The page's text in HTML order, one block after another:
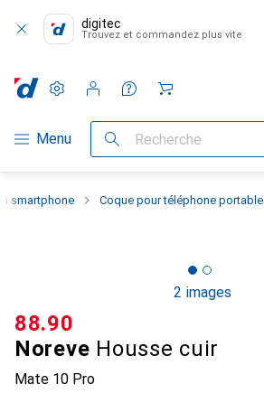
digitec
Trouvez et commandez plus vite
Navigation par catégorie
Menu Recherche
Paramètres
Compte client
Listes de comparaison
Listes d'envies
Panier
smartphone Coque pour téléphone portable
2 images
Noreve Housse cuir
Mate 10 Pro
CHF
88.90